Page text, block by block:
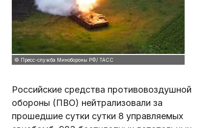
© Пресс-служба Минобороны РФ/ ТАСС
Российские средства противовоздушной
обороны (ПВО) нейтрализовали за
прошедшие сутки сутки 8 управляемых